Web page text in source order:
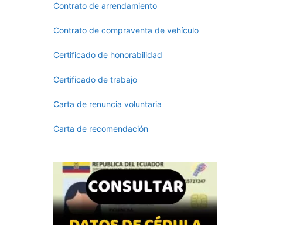
Contrato de arrendamiento
Contrato de compraventa de vehículo
Certificado de honorabilidad
Certificado de trabajo
Carta de renuncia voluntaria
Carta de recomendación